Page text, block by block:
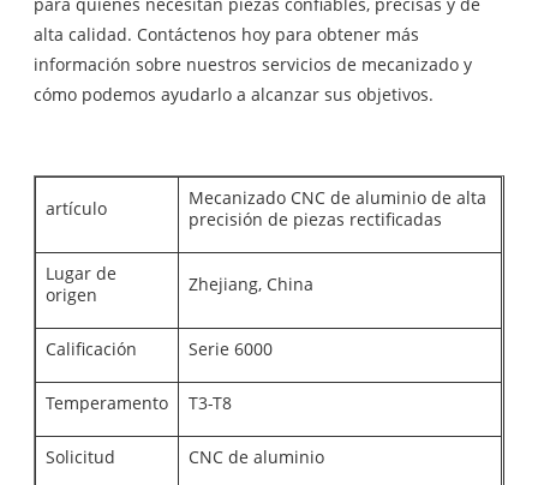
para quienes necesitan piezas confiables, precisas y de
alta calidad. Contáctenos hoy para obtener más
información sobre nuestros servicios de mecanizado y
cómo podemos ayudarlo a alcanzar sus objetivos.
artículo
Mecanizado CNC de aluminio de alta
precisión de piezas rectificadas
Lugar de
origen
Zhejiang, China
Calificación Serie 6000
Temperamento T3-T8
Solicitud CNC de aluminio